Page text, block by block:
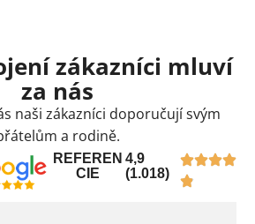
zákazníci mluví
za nás
naši zákazníci doporučují svým
a rodině.
REFEREN
CIE
4,9
(1.018)